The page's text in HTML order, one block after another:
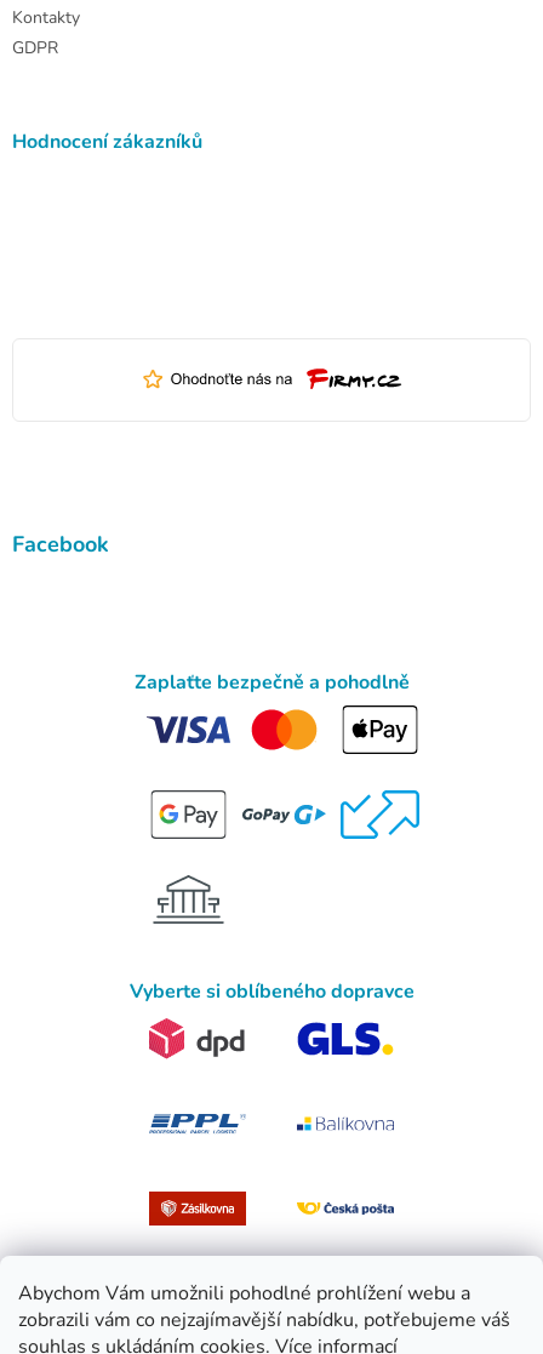
Abychom Vám umožnili pohodlné prohlížení webu a
zobrazili vám co nejzajímavější nabídku, potřebujeme váš
souhlas s ukládáním cookies. Více informací
Kontakty
GDPR
Hodnocení zákazníků
Facebook
Zaplaťte bezpečně a pohodlně
Vyberte si oblíbeného dopravce